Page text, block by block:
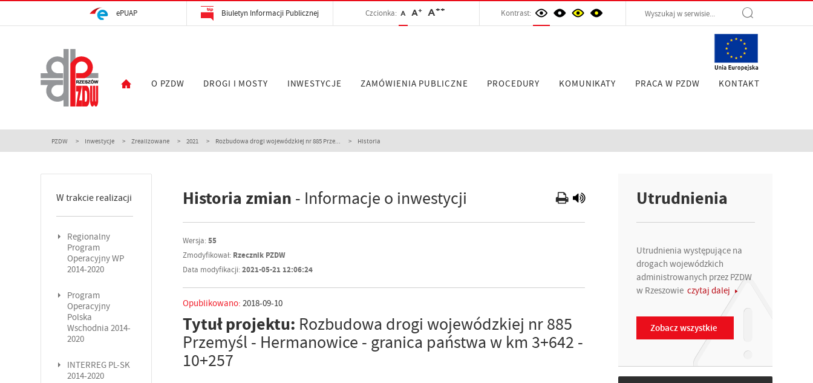
ePUAP Biuletyn Informacji Publicznej Czcionka: A A+ A++ Kontrast:
O PZDW DROGI I MOSTY INWESTYCJE ZAMÓWIENIA PUBLICZNE PROCEDURY KOMUNIKATY PRACA W PZDW KONTAKT
PZDW Inwestycje Zrealizowane 2021 Rozbudowa drogi wojewódzkiej nr 885 Prze... Historia
W trakcie realizacji
Regionalny
Program
Operacyjny WP
2014-2020
Program
Operacyjny
Polska
Wschodnia 2014-
2020
INTERREG PL-SK
2014-2020
Historia zmian - Informacje o inwestycji
Wersja:55
Zmodyfikował: Rzecznik PZDW
Data modyfikacji:2021-05-21 12:06:24
Opublikowano: 2018-09-10
Tytuł projektu: Rozbudowa drogi wojewódzkiej nr 885
Przemyśl - Hermanowice - granica państwa w km 3+642 -
10+257
Utrudnienia
Utrudnienia występujące na
drogach wojewódzkich
administrowanych przez PZDW
w Rzeszowie czytaj dalej
Zobacz wszystkie